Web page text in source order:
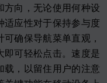
方向，无论使用何种设
适应性对于保持参与度
确保导航菜单直观，
即可轻松点击。速度是
载，以留住用户的注意